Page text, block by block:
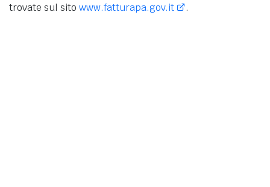
trovate sul sito www.fatturapa.gov.it .